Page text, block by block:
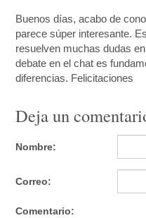
Buenos días, acabo de
parece súper interesante.
resuelven muchas dudas
debate en el chat es
diferencias. Felicitaciones
Deja un
Nombre:
Correo:
Comentario: